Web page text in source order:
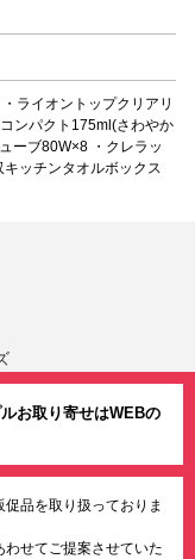
ライオントップクリアリ
ンパクト175ml(さわやか
ーブ80W×8 ・クレラッ
ッチンタオルボックス
お取り寄せはWEBの
品を取り扱っておりま
わせてご提案させていた